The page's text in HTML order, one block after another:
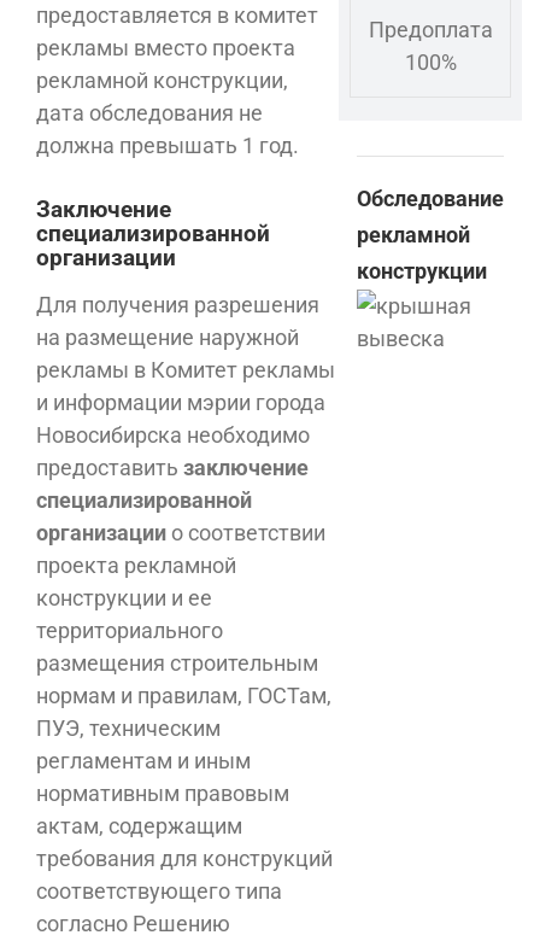
предоставляется в комитет
рекламы вместо проекта
рекламной конструкции,
дата обследования не
должна превышать 1 год.
Заключение
специализированной
организации
Для получения разрешения
на размещение наружной
рекламы в Комитет рекламы
и информации мэрии города
Новосибирска необходимо
предоставить заключение
специализированной
организациио соответствии
проекта рекламной
конструкции и ее
территориального
размещения строительным
нормам и правилам, ГОСТам,
ПУЭ, техническим
регламентам и иным
нормативным правовым
актам, содержащим
требования для конструкций
соответствующего типа
согласно Решению
Предоплата
100%
Обследование
рекламной
конструкции